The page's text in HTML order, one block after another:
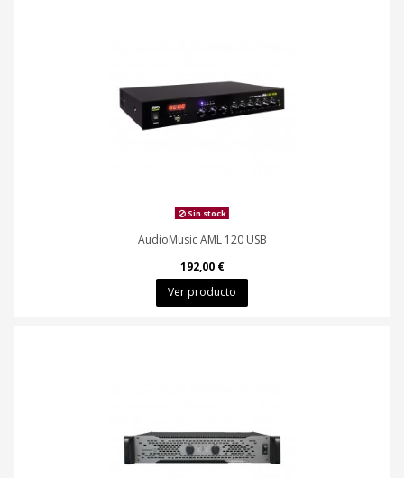
Sin stock
AudioMusic AML 120 USB
192,00 €
Ver producto